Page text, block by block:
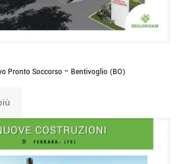
Pronto Soccorso – Bentivoglio (BO)